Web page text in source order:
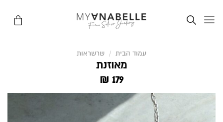
עמוד הבית / שרשראות
מאוזנת
179
₪